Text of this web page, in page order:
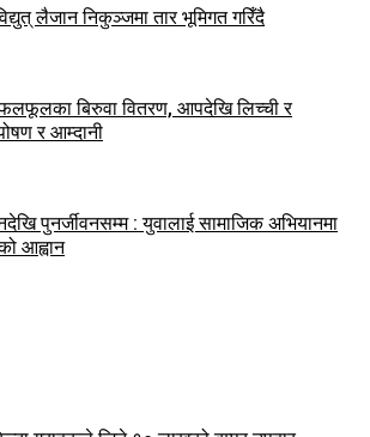
लैजान निकुञ्जमा तार भूमिगत गरिँदै
बिरुवा वितरण, आपदेखि लिच्ची र
र आम्दानी
पुनर्जीवनसम्म : युवालाई सामाजिक अभियानमा
आह्वान